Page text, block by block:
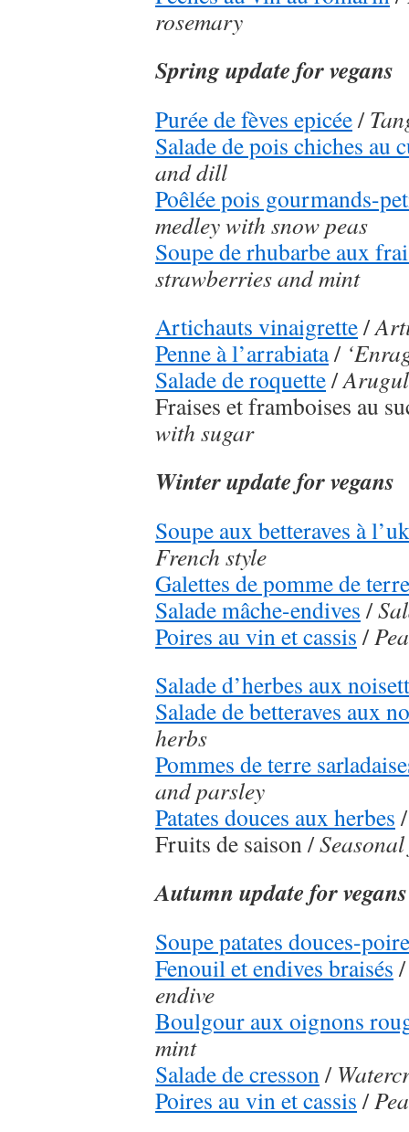
rosemary
Spring update for vegans
Purée de fèves epicée/
Salade de pois chiches au
and dill
Poêlée pois gourmands-
medley with snow peas
Soupe de rhubarbe aux
strawberries and mint
Artichauts vinaigrette/
Penne à l’arrabiata/
Salade de roquette/
Fraises et framboises au
with sugar
Winter update for vegans
Soupe aux betteraves à
French style
Galettes de pomme de terre
Salade mâche-endives /
Poires au vin et cassis /
Salade d’herbes aux
Salade de betteraves aux
herbs
Pommes de terre
and parsley
Patates douces aux herbes
Fruits de saison /
Autumn update for vegans
Soupe patates douces-
Fenouil et endives braisés /
endive
Boulgour aux oignons
mint
Salade de cresson/
Poires au vin et cassis /